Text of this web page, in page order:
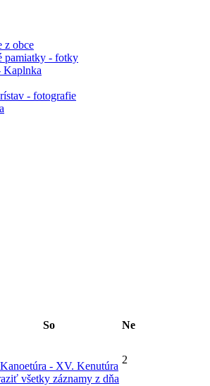
z obce
pamiatky - fotky
Kaplnka
- fotografie
So Ne
- XV. Kenutúra
všetky záznamy z dňa
2